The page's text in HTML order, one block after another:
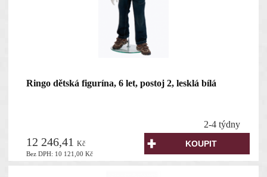
Ringo dětská figurína, 6 let, postoj 2, lesklá bílá
2-4 týdny
Bez DPH: 10 121,00Kč
12 246,41Kč